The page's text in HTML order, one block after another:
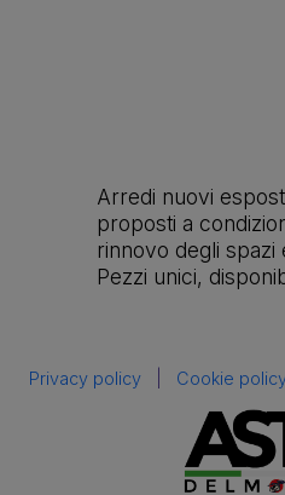
Arredi nuovi
proposti a
rinnovo degli spazi
Pezzi unici,
Privacy policy Cookie